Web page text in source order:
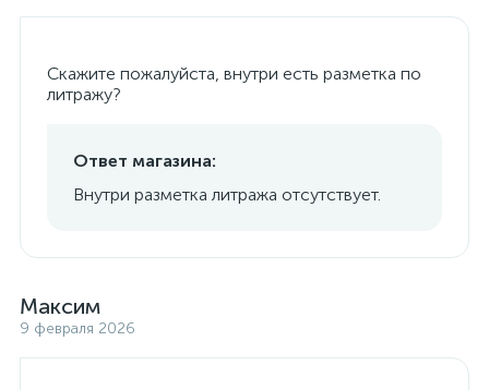
Скажите пожалуйста, внутри есть разметка по
литражу?
Ответ магазина:
Внутри разметка литража отсутствует.
Максим
9 февраля 2026